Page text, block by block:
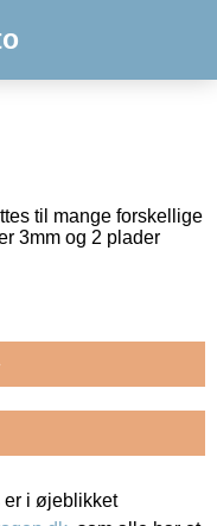
til mange forskellige
3mm og 2 plader
i øjeblikket